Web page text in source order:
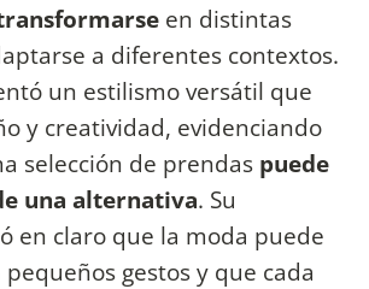
en distintas
a diferentes contextos.
un estilismo versátil que
y creatividad, evidenciando
selección de prendas puede
una alternativa. Su
en claro que la moda puede
gestos y que cada